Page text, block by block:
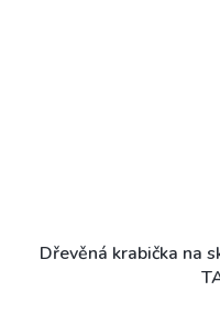
Dřevěná krabička na